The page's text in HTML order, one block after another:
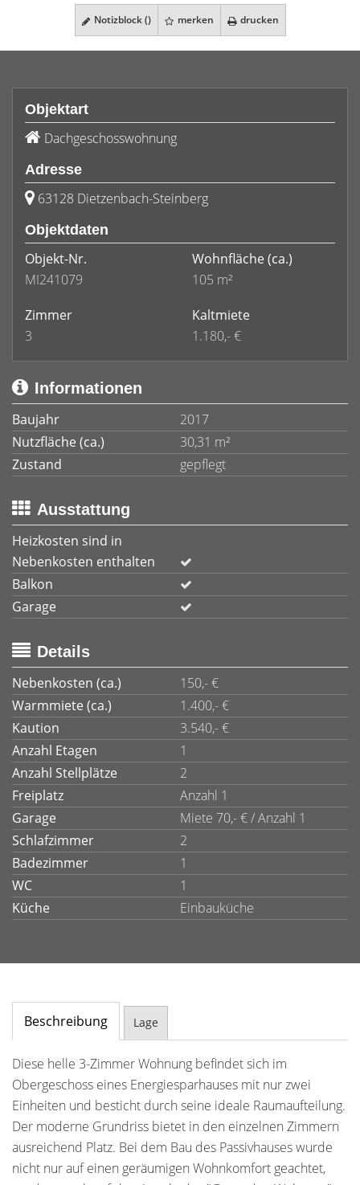
Notizblock () merken drucken
Objektart
Dachgeschosswohnung
Adresse
63128 Dietzenbach-Steinberg
Objektdaten
Objekt-Nr.
MI241079
Wohnfläche(ca.)
105 m²
Zimmer
3
Kaltmiete
1.180,- €
Informationen
Baujahr
2017
Nutzfläche (ca.)
30,31 m²
Zustand
gepflegt
Ausstattung
Heizkosten sind in
Nebenkosten enthalten
Balkon
Garage
Details
Nebenkosten (ca.)
150,- €
Warmmiete (ca.)
1.400,- €
Kaution
3.540,- €
Anzahl Etagen
1
Anzahl Stellplätze
2
Freiplatz
Anzahl 1
Garage
Miete 70,- € / Anzahl 1
Schlafzimmer
2
Badezimmer
1
WC
1
Küche
Einbauküche
Beschreibung Lage
Diese helle 3-Zimmer Wohnung befindet sich im
Obergeschoss eines Energiesparhauses mit nur zwei
Einheiten und besticht durch seine ideale Raumaufteilung.
Der moderne Grundriss bietet in den einzelnen Zimmern
ausreichend Platz. Bei dem Bau des Passivhauses wurde
nicht nur auf einen geräumigen Wohnkomfort geachtet,